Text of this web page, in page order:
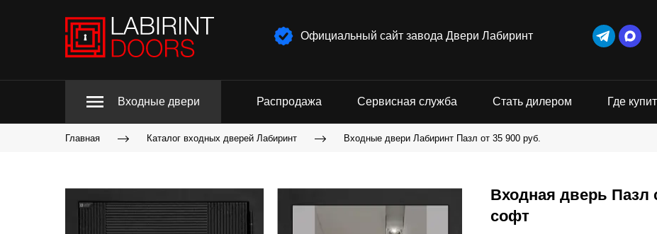
Официальный сайт завода Двери Лабиринт
Входные двери Распродажа Сервисная служба Стать дилером Где
Главная Каталог входных дверей Лабиринт Входные двери Лабиринт Пазл от 35 900 руб.
Входная дверь Пазл
софт